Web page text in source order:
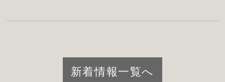
新着情報一覧へ